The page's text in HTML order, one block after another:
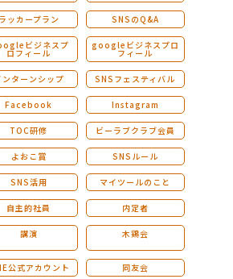
ラッカープラン SNSのQ&A
ビジネスプ
ロフィール
googleビジネスプロ
フィール
ンターンシップ SNSフェスティバル
Facebook Instagram
TOC研修 ビーラブクラブ会員
よおこ賞 SNSルール
SNS活用 マイツールのこと
自主的社員 内定者
講演 木鶏会
公式アカウント 同友会